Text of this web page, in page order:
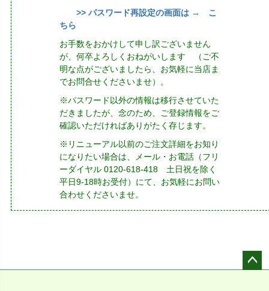
>> パスワード再設定の画面は → こ
ちら
お手数をおかけして申し訳ございません
が、何卒よろしくおねがいします （ご不
明な点がございましたら、お気軽に当店ま
でお問合せくださいませ）。
※パスワード以外の情報は移行させていた
だきましたが、念のため、ご登録情報をご
確認いただければありがたく存じます。
※リニューアル以前のご注文詳細をお知り
になりたい場合は、メール・お電話（フリ
ーダイヤル 0120-618-418 土日祝を除く
平日9-18時お受付）にて、お気軽にお問い
合わせくださいませ。